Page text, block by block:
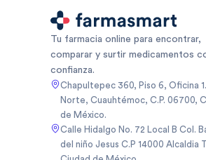
Tu farmacia online para encontrar,
comparar y surtir medicamentos
confianza.
Chapultepec 360, Piso 6, Oficina
Norte, Cuauhtémoc, C.P. 06700,
de México.
Calle Hidalgo No. 72 Local B Col.
del niño Jesus C.P 14000 Alcaldia